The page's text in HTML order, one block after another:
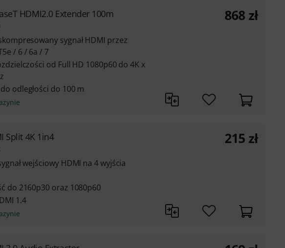
HDMI2.0 Extender 100m
sygnał HDMI przez
/ 6 / 6a / 7
od Full HD 1080p60 do 4K x
odległości do 100 m
868 zł
Split 4K 1in4
wejściowy HDMI na 4 wyjścia
do 2160p30 oraz 1080p60
1.4
215 zł